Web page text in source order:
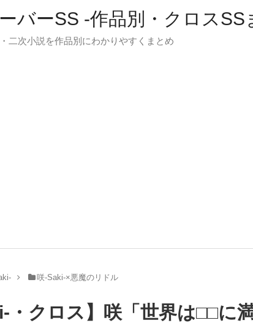
バーSS -作品別・クロスSS
二次小説を作品別にわかりやすくまとめ
咲-Saki-×悪魔のリドル
・クロス】咲「世界は□□に